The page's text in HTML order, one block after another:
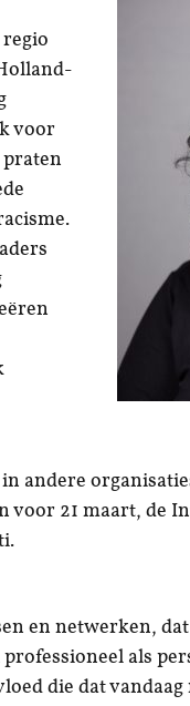
voor
praten
andere
voor 21 maart, de
en netwerken,
als
die dat vandaag